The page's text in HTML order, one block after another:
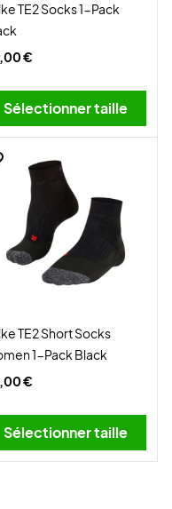
TE2 Socks 1-Pack
€
Sélectionner taille
TE2 Short Socks
1-Pack Black
€
Sélectionner taille